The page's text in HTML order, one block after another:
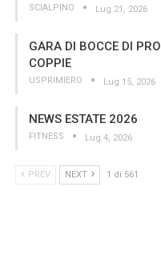
SCIALPINO Lug 21, 2026
GARA DI BOCCE DI
COPPIE
USPRIMIERO Lug 15, 2026
NEWS ESTATE 2026
FITNESS Lug 4, 2026
PREV NEXT 1 di 561